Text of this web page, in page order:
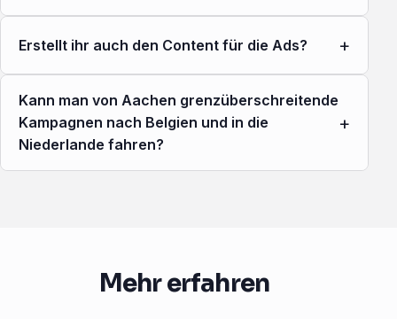
Erstellt ihr auch den Content für die Ads? +
Kann man von Aachen grenzüberschreitende
Kampagnen nach Belgien und in die
Niederlande fahren?
+
Mehr erfahren